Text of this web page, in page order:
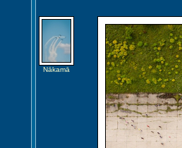
Nākamā